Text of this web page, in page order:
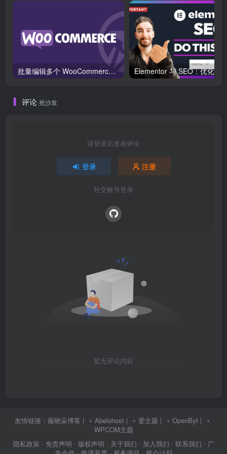
批量编辑多个 WooCommerce 产品变体价格的 2 个方法？
评论 抢沙发
请登录后发表评论
登录 注册
社交账号登录
暂无评论内容
友情链接： 薇晓朵博客 | Abelohost | 爱主题 | OpenByt |
WPCOM主题
隐私政策 · 免责声明 · 版权声明 · 关于我们 · 加入我们 · 联系我们 · 广